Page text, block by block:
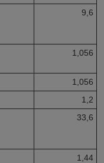
9,6
1,056
1,056
1,2
33,6
1,44